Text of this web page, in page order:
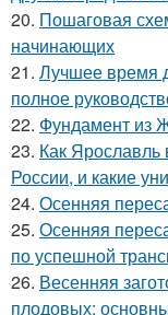
20. Пошаговая
начинающих
21. Лучшее время
полное
22. Фундамент из
23. Как Ярославль
России, и какие
24. Осенняя
25. Осенняя
по успешной
26. Весенняя
плодовых: